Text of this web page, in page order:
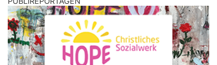
Brugg AG: 21-Jähriger kracht in Stützmauer –
Auto überschlägt sich und landet auf Dach
08.08.26 VON POLIZEI.NEWS REDAKTION
Am Freitagabend kollidierte ein Automobilist mit einer
Stützmauer.